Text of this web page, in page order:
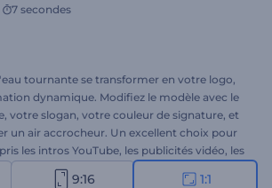
7 secondes
tournante se transformer en votre logo,
dynamique. Modifiez le modèle avec le
votre slogan, votre couleur de signature, et
un air accrocheur. Un excellent choix pour
les intros YouTube, les publicités vidéo, les
et plus encore. À vous de jouer !
9:16 1:1